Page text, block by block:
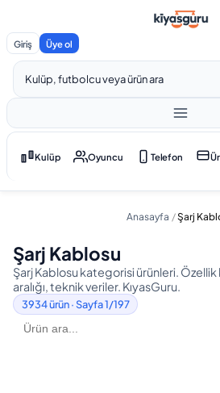
Giriş Üye ol
Kulüp Oyuncu Telefon
Anasayfa /Şarj
Şarj Kablosu
Şarj Kablosu kategorisi ürünleri. Özellik
aralığı, teknik veriler. KıyasGuru.
3934ürün· Sayfa 1/197